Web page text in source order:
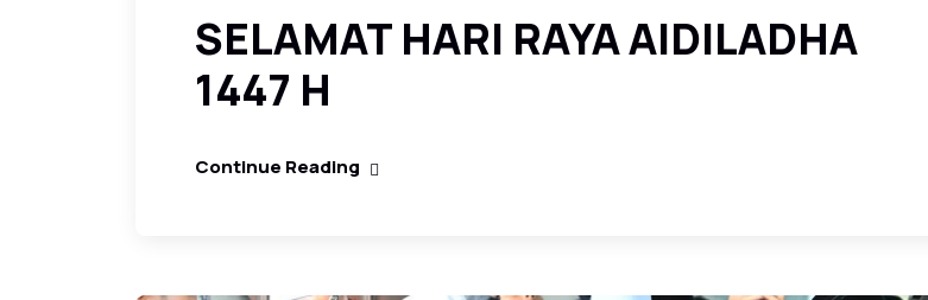
SELAMAT HARI RAYA AIDILADHA
1447 H
Continue Reading